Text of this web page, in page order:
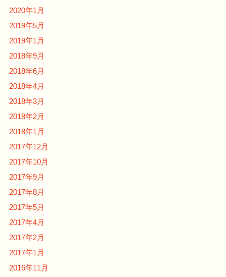
2020年1月
2019年5月
2019年1月
2018年9月
2018年6月
2018年4月
2018年3月
2018年2月
2018年1月
2017年12月
2017年10月
2017年9月
2017年8月
2017年5月
2017年4月
2017年2月
2017年1月
2016年11月